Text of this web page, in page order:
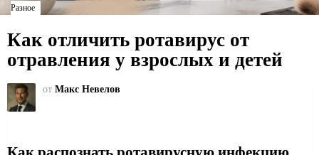
Разное
Как отличить ротавирус от
отравления у взрослых и детей
от Макс Невелов